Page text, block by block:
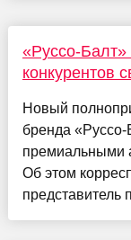
«Руссо-Балт»
конкурентов
Новый
бренда «Руссо-
премиальными
Об этом
представитель